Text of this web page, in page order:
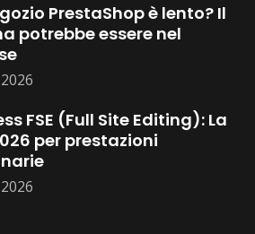
PrestaShop è lento? Il
potrebbe essere nel
FSE (Full Site Editing): La
per prestazioni